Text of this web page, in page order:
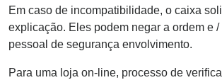
Em caso de incompatibilidade, o caixa
explicação. Eles podem negar a ordem e
pessoal de segurança envolvimento.
Para uma loja on-line, processo de